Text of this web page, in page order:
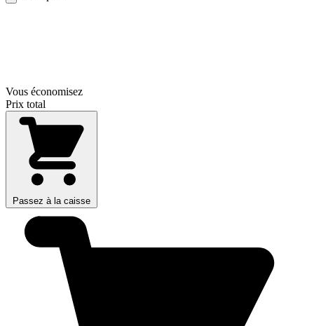
Vous économisez
Prix total
Passez à la caisse